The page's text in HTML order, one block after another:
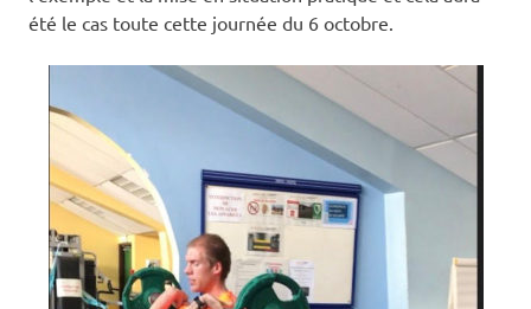
été le cas toute cette journée du 6 octobre.